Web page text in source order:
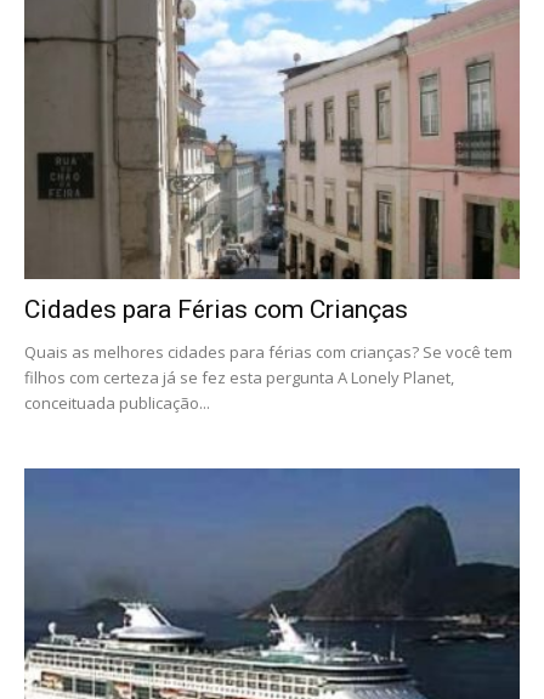
Cidades para Férias com Crianças
Quais as melhores cidades para férias com crianças? Se você tem
filhos com certeza já se fez esta pergunta A Lonely Planet,
conceituada publicação...